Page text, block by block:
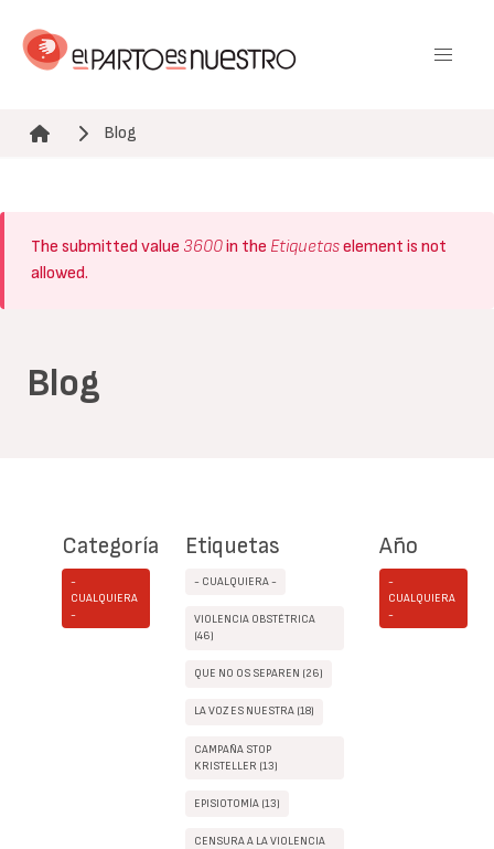
contenido
Ruta de navegación
Blog
Mensaje
de
The submitted value 3600in the Etiquetaselement is not
allowed.
Blog
Categoría
-
CUALQUIERA
-
Etiquetas
- CUALQUIERA -
VIOLENCIA OBSTÉTRICA
(46)
QUE NO OS SEPAREN (26)
LA VOZ ES NUESTRA (18)
CAMPAÑA STOP
KRISTELLER (13)
EPISIOTOMÍA (13)
CENSURA A LA VIOLENCIA
Año
-
CUALQUIERA
-